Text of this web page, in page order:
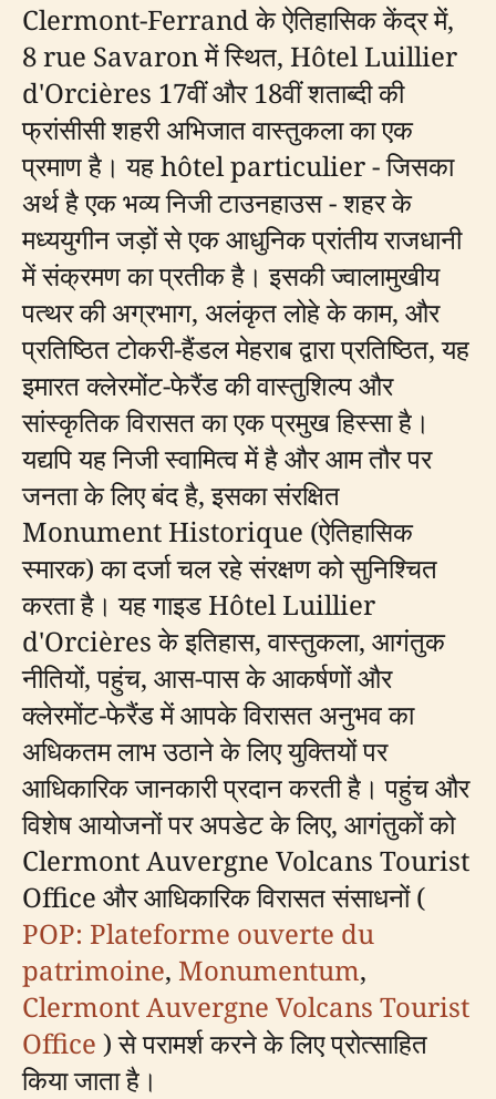
Clermont-Ferrand के ऐतिहासिक केंद्र में,
8 rue Savaron में स्थित, Hôtel Luillier
d'Orcières 17वीं और 18वीं शताब्दी की
फ्रांसीसी शहरी अभिजात वास्तुकला का एक
प्रमाण है। यह hôtel particulier - जिसका
अर्थ है एक भव्य निजी टाउनहाउस - शहर के
मध्ययुगीन जड़ों से एक आधुनिक प्रांतीय राजधानी
में संक्रमण का प्रतीक है। इसकी ज्वालामुखीय
पत्थर की अग्रभाग, अलंकृत लोहे के काम, और
प्रतिष्ठित टोकरी-हैंडल मेहराब द्वारा प्रतिष्ठित, यह
इमारत क्लेरमोंट-फेरैंड की वास्तुशिल्प और
सांस्कृतिक विरासत का एक प्रमुख हिस्सा है।
यद्यपि यह निजी स्वामित्व में है और आम तौर पर
जनता के लिए बंद है, इसका संरक्षित
Monument Historique (ऐतिहासिक
स्मारक) का दर्जा चल रहे संरक्षण को सुनिश्चित
करता है। यह गाइड Hôtel Luillier
d'Orcières के इतिहास, वास्तुकला, आगंतुक
नीतियों, पहुंच, आस-पास के आकर्षणों और
क्लेरमोंट-फेरैंड में आपके विरासत अनुभव का
अधिकतम लाभ उठाने के लिए युक्तियों पर
आधिकारिक जानकारी प्रदान करती है। पहुंच और
विशेष आयोजनों पर अपडेट के लिए, आगंतुकों को
Clermont Auvergne Volcans Tourist
Office और आधिकारिक विरासत संसाधनों (
POP: Plateforme ouverte du
patrimoine, Monumentum,
Clermont Auvergne Volcans Tourist
Office ) से परामर्श करने के लिए प्रोत्साहित
किया जाता है।